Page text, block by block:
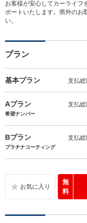
お客様が安心してカーライフ
ポートいたします。県外のお
い。
プラン
基本プラン 支払
Aプラン 支払
希望ナンバー
Bプラン 支払
プラチナコーティング
無
料